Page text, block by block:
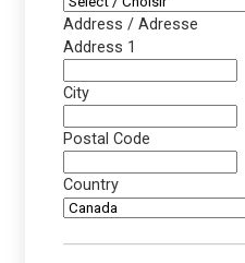
Address / Adresse
Address 1
City
Postal Code
Country